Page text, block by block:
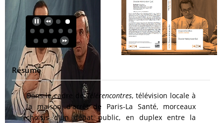
Résumé
Dans le cadre deTélérencontres, télévision locale à
la maison d'arrêt de Paris-La Santé, morceaux
choisis d'un débat public, en duplex entre la